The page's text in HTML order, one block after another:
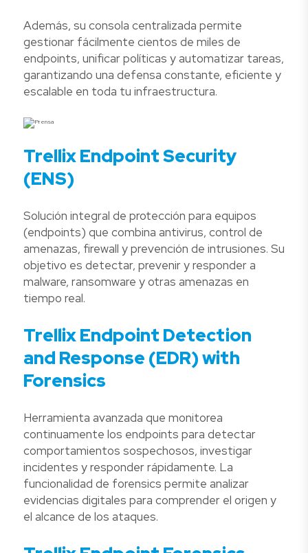
Además, su consola centralizada permite
gestionar fácilmente cientos de miles de
endpoints, unificar políticas y automatizar tareas,
garantizando una defensa constante, eficiente y
escalable en toda tu infraestructura.
Trellix Endpoint Security
(ENS)
Solución integral de protección para equipos
(endpoints) que combina antivirus, control de
amenazas, firewall y prevención de intrusiones. Su
objetivo es detectar, prevenir y responder a
malware, ransomware y otras amenazas en
tiempo real.
Trellix Endpoint Detection
and Response (EDR) with
Forensics
Herramienta avanzada que monitorea
continuamente los endpoints para detectar
comportamientos sospechosos, investigar
incidentes y responder rápidamente. La
funcionalidad de forensics permite analizar
evidencias digitales para comprender el origen y
el alcance de los ataques.